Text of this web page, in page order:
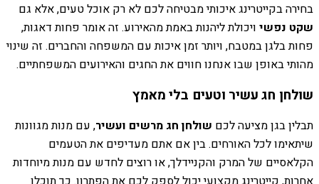
בחירה בקייטרינג איכותי מבטיחה לכם לא רק אוכל טעים, אלא גם
שקט נפשי ויכולת ליהנות באמת מהאירוע. זה אומר פחות דאגות,
פחות בלגן במטבח, ויותר זמן איכות עם המשפחה והחברים. זה שינוי
מהותי באופן שבו אנחנו חווים את החגים והאירועים המשפחתיים.
שולחן חג עשיר וטעים בלי מאמץ
תבלין בגן מציעה לכם שולחן חג מרשים ועשיר, עם מנות מגוונות
שיתאימו לכל האורחים. בין אם אתם מעדיפים את הטעמים
הקלאסיים של המרק והקניידלך, או רוצים לחדש עם מנות מיוחדות